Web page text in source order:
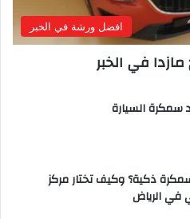
افضل ورشة في الخبر
في الخبر
سمكرة السيارة
ذكية؟ وكيف تختار مركز
الرياض